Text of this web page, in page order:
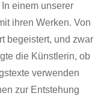
einem unserer
ihren Werken. Von
begeistert, und zwar
die Künstlerin, ob
verwenden
zur Entstehung